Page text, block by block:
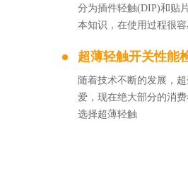
分为插件轻触(DIP)和贴
本知识，在使用过程很
超薄轻触开关性能
随着技术不断的发展，
爱，现在绝大部分的消
选择超薄轻触